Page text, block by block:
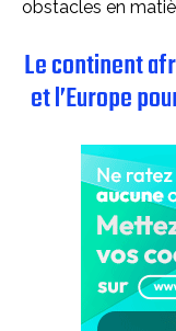
obstacles en
Le continent
et l’Europe